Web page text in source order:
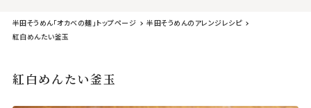
半田そうめん「オカベの麺」トップページ
半田そうめんのアレンジレシピ
紅白めんたい釜玉
紅白めんたい釜玉